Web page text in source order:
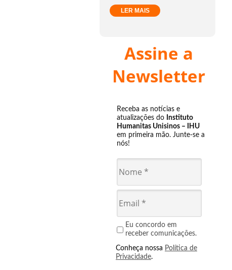
LER MAIS
Assine a
Newsletter
Receba as notícias e
atualizações do Instituto
Humanitas Unisinos – IHU
em primeira mão. Junte-se a
nós!
Eu concordo em
receber comunicações.
Conheça nossa Política de
Privacidade.